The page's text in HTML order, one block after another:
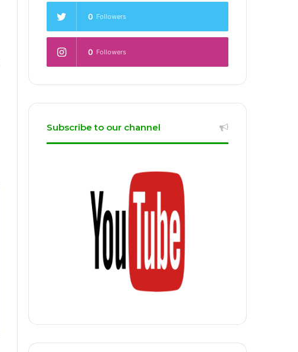
0 Followers
0 Followers
Subscribe to our channel